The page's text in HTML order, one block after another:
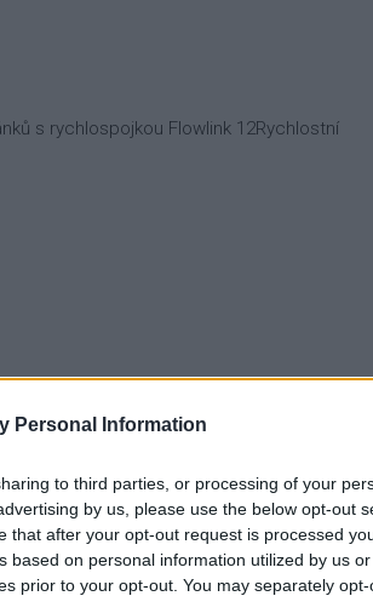
Personal Information
to third parties, or processing of your
by us, please use the below opt-out
that after your opt-out request is processed
based on personal information utilized by us
prior to your opt-out. You may separately
s rychlospojkou Flowlink 12Rychlostní